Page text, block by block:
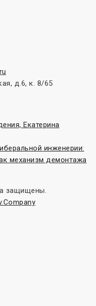
д.6, к. 8/65
Екатерина
инженерии:
механизм демонтажа
защищены.